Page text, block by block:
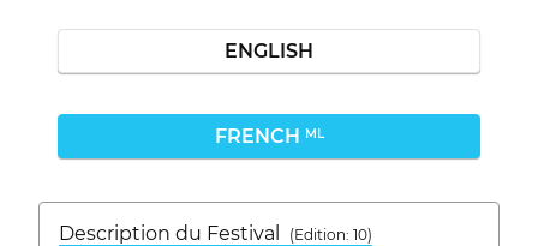
ENGLISH
FRENCH ML
Description du Festival
( Edition: 10)